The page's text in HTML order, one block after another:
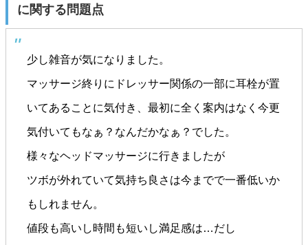
に関する問題点
少し雑音が気になりました。
マッサージ終りにドレッサー関係の一部に耳栓が置
いてあることに気付き、最初に全く案内はなく今更
気付いてもなぁ？なんだかなぁ？でした。
様々なヘッドマッサージに行きましたが
ツボが外れていて気持ち良さは今までで一番低いか
もしれません。
値段も高いし時間も短いし満足感は…だし